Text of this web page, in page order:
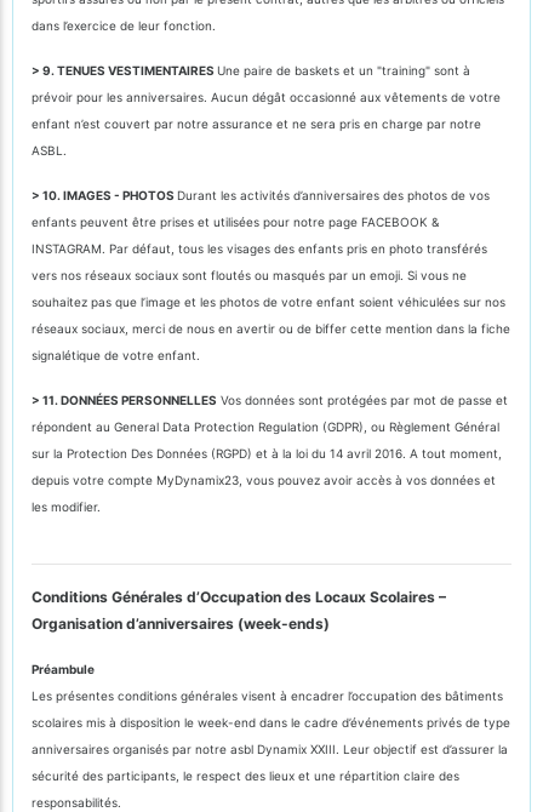
dans l’exercice de leur fonction.
> 9. TENUES VESTIMENTAIRES Une paire de baskets et un "training" sont à
prévoir pour les anniversaires. Aucun dégât occasionné aux vêtements de votre
enfant n’est couvert par notre assurance et ne sera pris en charge par notre
ASBL.
> 10. IMAGES - PHOTOS Durant les activités d’anniversaires des photos de vos
enfants peuvent être prises et utilisées pour notre page FACEBOOK &
INSTAGRAM. Par défaut, tous les visages des enfants pris en photo transférés
vers nos réseaux sociaux sont floutés ou masqués par un emoji. Si vous ne
souhaitez pas que l’image et les photos de votre enfant soient véhiculées sur nos
réseaux sociaux, merci de nous en avertir ou de biffer cette mention dans la fiche
signalétique de votre enfant.
> 11. DONNÉES PERSONNELLES Vos données sont protégées par mot de passe et
répondent au General Data Protection Regulation (GDPR), ou Règlement Général
sur la Protection Des Données (RGPD) et à la loi du 14 avril 2016. A tout moment,
depuis votre compte MyDynamix23, vous pouvez avoir accès à vos données et
les modifier.
Conditions Générales d’Occupation des Locaux Scolaires –
Organisation d’anniversaires (week-ends)
Préambule
Les présentes conditions générales visent à encadrer l’occupation des bâtiments
scolaires mis à disposition le week-end dans le cadre d’événements privés de type
anniversaires organisés par notre asbl Dynamix XXIII. Leur objectif est d’assurer la
sécurité des participants, le respect des lieux et une répartition claire des
responsabilités.